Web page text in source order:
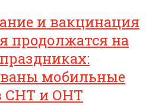
и вакцинация
продолжатся на
мобильные
СНТ и ОНТ